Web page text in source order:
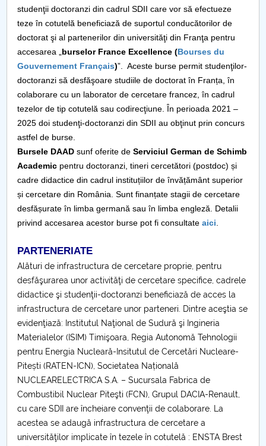
studenţii doctoranzi din cadrul SDII care vor să efectueze
teze în cotutelă beneficiază de suportul conducătorilor de
doctorat şi al partenerilor din universităţi din Franţa pentru
accesarea „ burselor France Excellence (Bourses du
Gouvernement Français)”. Aceste burse permit studenţilor-
doctoranzi să desfăşoare studiile de doctorat în Franța, în
colaborare cu un laborator de cercetare francez, în cadrul
tezelor de tip cotutelă sau codirecţiune. În perioada 2021 –
2025 doi studenţi-doctoranzi din SDII au obţinut prin concurs
astfel de burse.
Bursele DAADsunf oferite de Serviciul German de Schimb
Academic pentru doctoranzi, tineri cercetători (postdoc) și
cadre didactice din cadrul instituțiilor de învățământ superior
și cercetare din România. Sunt finanțate stagii de cercetare
desfășurate în limba germană sau în limba engleză. Detalii
privind accesarea acestor burse pot fi consultateaici
PARTENERIATE
Alături de infrastructura de cercetare proprie, pentru
desfăşurarea unor activităţi de cercetare specifice, cadrele
didactice şi studenţii-doctoranzi beneficiază de acces la
infrastructura de cercetare unor parteneri. Dintre aceştia se
evidenţiază: Institutul Naţional de Sudură şi Ingineria
Materialelor (ISIM) Timişoara, Regia Autonomă Tehnologii
pentru Energia Nucleară-Insitutul de Cercetări Nucleare-
Pitești (RATEN-ICN), Societatea Națională
NUCLEARELECTRICA S.A. – Sucursala Fabrica de
Combustibil Nuclear Piteşti (FCN), Grupul DACIA-Renault,
cu care SDII are încheiare convenţii de colaborare. La
acestea se adaugă infrastructura de cercetare a
universităţilor implicate în tezele în cotutelă : ENSTA Brest